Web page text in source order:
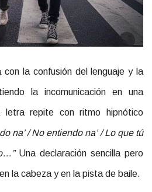
con la confusión del lenguaje y la
la incomunicación en una
letra repite con ritmo hipnótico
na’ / No entiendo na’ / Lo que tú
Una declaración sencilla pero
la cabeza y en la pista de baile.